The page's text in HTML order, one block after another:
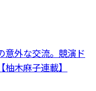
意外な交流。競演ド
木麻子連載】